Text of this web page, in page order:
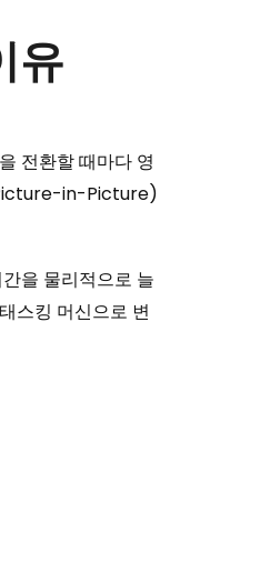
유
전환할 때마다 영
in-Picture)
을 물리적으로 늘
스킹 머신으로 변